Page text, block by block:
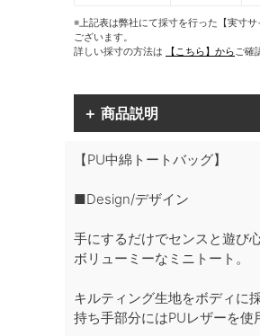
※上記表は弊社にて採寸を行った【実寸
ございます。
詳しい採寸の方法は
【こちら】からご確
＋ 商品説明
【PU中綿トートバッグ】
■Design/デザイン
手にするだけでセンスと遊び
ボリューミーなミニトート。
キルティング生地をボディに
持ち手部分にはPUレザーを使